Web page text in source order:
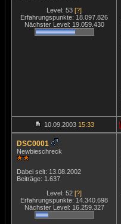
Level: 53 [?]
Erfahrungspunkte: 18.097.826
Nächster Level: 19.059.430
10.09.2003 15:33
DSC0001
Newbieschreck
Dabei seit: 13.08.2002
Beiträge: 1.637
Level: 52 [?]
Erfahrungspunkte: 14.340.698
Nächster Level: 16.259.327